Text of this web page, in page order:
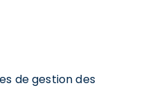
de gestion des